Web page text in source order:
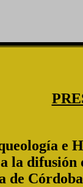
e
la difusión
de